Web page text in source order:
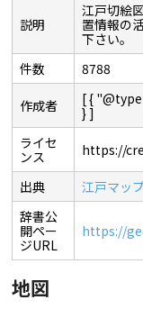
説明
江戸切絵
置情報の
下さい。
件数
8788
作成者
[ {
} ]
ライセ
ンス
https://
出典
江戸マッ
辞書公
開ペー
ジURL
https://
地図